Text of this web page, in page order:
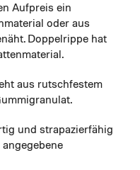
Aufpreis ein
oder aus
Doppelrippe hat
aus rutschfestem
und strapazierfähig